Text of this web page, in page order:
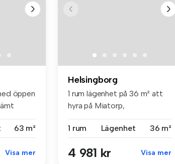
öppen
63 m²
Visa mer
Helsingborg
1 rum lägenhet på 36 m² att
hyra på Miatorp,
1 rum
Lägenhet 36 m²
4 981 kr Visa mer